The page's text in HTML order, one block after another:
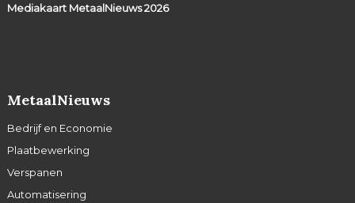
Mediakaart MetaalNieuws2026
MetaalNieuws
Bedrijf en Economie
Plaatbewerking
Verspanen
Automatisering